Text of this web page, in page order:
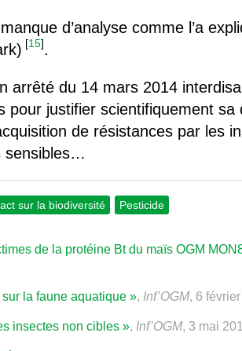
d’analyse comme l’a
[15].
arrêté du 14 mars 2014
justifier scientifiquement sa
de résistances par les
sensibles…
sur la biodiversité Pesticide
de la protéine Bt du maïs OGM
la faune aquatique », Inf’OGM, 6
insectes non cibles », Inf’OGM, 3 mai